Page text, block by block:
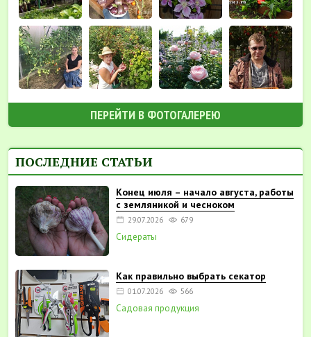
ПЕРЕЙТИ В ФОТОГАЛЕРЕЮ
ПОСЛЕДНИЕ СТАТЬИ
Конец июля – начало августа, работы
с земляникой и чесноком
29.07.2026 679
Сидераты
Как правильно выбрать секатор
01.07.2026 566
Садовая продукция